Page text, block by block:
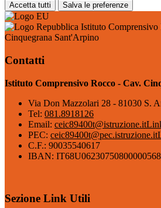
Accetta tutti Salva le preferenze
Istituto Comprensivo
Cinquegrana Sant'Arpino
Contatti
Istituto Comprensivo Rocco - Cav.
Via Don Mazzolari 28 - 81030 S.
Tel: 081.8918126
Email: ceic89400t@istruzione.it
PEC: ceic89400t@pec.istruzione.it
C.F.: 90035540617
IBAN:
Sezione Link Utili